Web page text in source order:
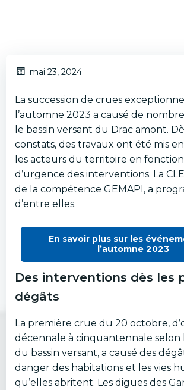
mai 23, 2024
La succession de crues
l’automne 2023 a causé de
le bassin versant du Drac amont.
constats, des travaux ont été mis
les acteurs du territoire en
d’urgence des interventions. La
de la compétence GEMAPI, a
d’entre elles.
En savoir plus sur les
l’automne 2023
Des interventions dès les
dégâts
La première crue du 20 octobre,
décennale à cinquantennale selon
du bassin versant, a causé des
danger des habitations et les vies
qu’elles abritent. Les digues des